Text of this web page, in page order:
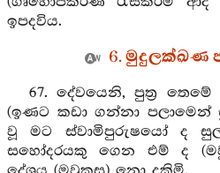
ඉපදවිය.
6. මුදුලක්ඛණ
67. දේවයෙනි, පුත්‍ර
(ඉණට කඩා ගන්නා පලාමෙන්
වූ මට ස්වාමිපුරුෂයෝ ද
සහෝදරයකු ගෙන එම් ද